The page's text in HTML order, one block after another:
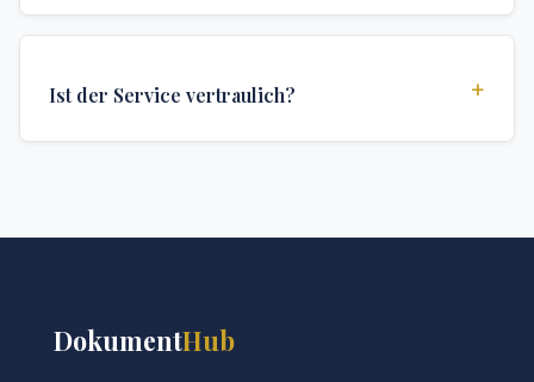
Die genaue Lieferzeit hängt von Ihrem Standort und
Ist der Service vertraulich? +
DokumentHub